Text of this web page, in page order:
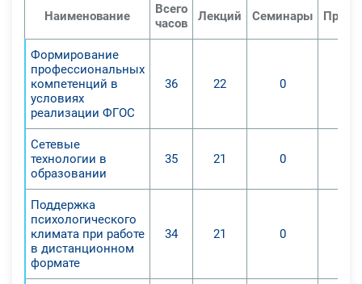
Наименование
Всего
часов
Лекций Семинары
Формирование
профессиональных
компетенций в
условиях
реализации ФГОС
36 22 0
Сетевые
технологии в
образовании
35 21 0
Поддержка
психологического
климата при работе
в дистанционном
формате
34 21 0